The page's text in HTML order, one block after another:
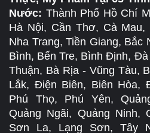
Nước: Thành Phố Hồ Chí
Hà Nội, Cần Thơ, Cà Mau,
Nha Trang, Tiền Giang, Bắc
Bình, Bến Tre, Bình Định,
Thuận, Bà Rịa - Vũng Tàu,
Lắk, Điện Biên, Biên Hòa,
Phú Thọ, Phú Yên,
Quảng Ngãi, Quảng Ninh,
Sơn La, Lạng Sơn, Tây